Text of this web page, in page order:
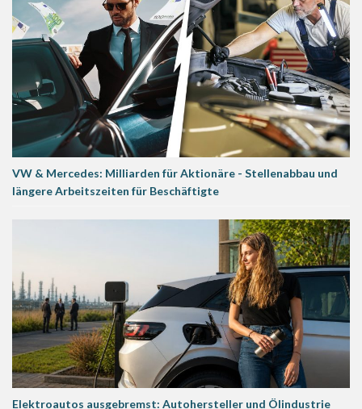
VW & Mercedes: Milliarden für Aktionäre - Stellenabbau und
längere Arbeitszeiten für Beschäftigte
Elektroautos ausgebremst: Autohersteller und Ölindustrie